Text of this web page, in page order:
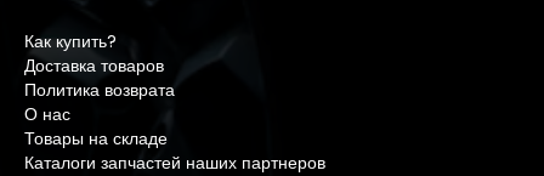
Как купить?
Доставка товаров
Политика возврата
О нас
Товары на складе
Каталоги запчастей наших партнеров